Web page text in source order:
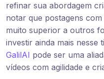
refinar sua abordagem
notar que postagens
muito superior a outros
investir ainda mais nesse
GalilAI pode ser uma
vídeos com agilidade e